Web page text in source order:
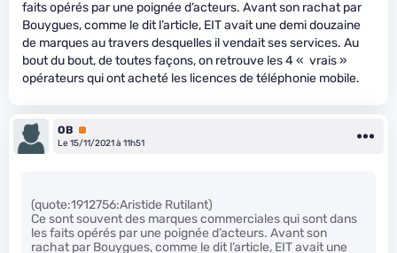
faits opérés par une poignée d’acteurs. Avant son rachat par
Bouygues, comme le dit l’article, EIT avait une demi douzaine
de marques au travers desquelles il vendait ses services. Au
bout du bout, de toutes façons, on retrouve les 4 « vrais »
opérateurs qui ont acheté les licences de téléphonie mobile.
OB Premium
Le 15/11/2021 à 11h51
(quote:1912756:Aristide Rutilant)
Ce sont souvent des marques commerciales qui sont dans
les faits opérés par une poignée d’acteurs. Avant son
rachat par Bouygues, comme le dit l’article, EIT avait une